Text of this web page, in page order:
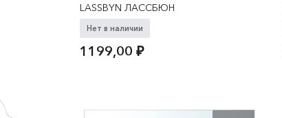
LASSBYN ЛАССБЮН
Нет в наличии
1199,00₽